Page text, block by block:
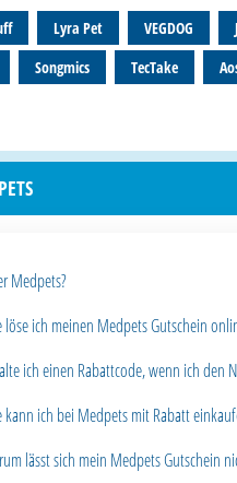
Lyra Pet VEGDOG
Songmics TecTake
Medpets?
löse ich meinen Medpets Gutschein
ich einen Rabattcode, wenn ich den
kann ich bei Medpets mit Rabatt
lässt sich mein Medpets Gutschein